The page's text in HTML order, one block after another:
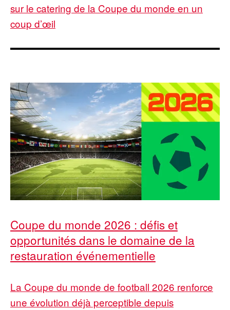
sur le catering de la Coupe du monde en un
coup d’œil
Coupe du monde 2026 : défis et
opportunités dans le domaine de la
restauration événementielle
La Coupe du monde de football 2026 renforce
une évolution déjà perceptible depuis